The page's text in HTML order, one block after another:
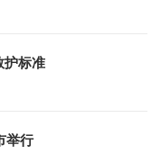
护标准
举行